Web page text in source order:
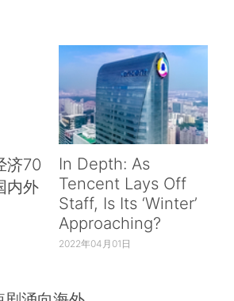
济70
内外
In Depth: As
Tencent Lays Off
Staff, Is Its ‘Winter’
Approaching?
2022年04月01日